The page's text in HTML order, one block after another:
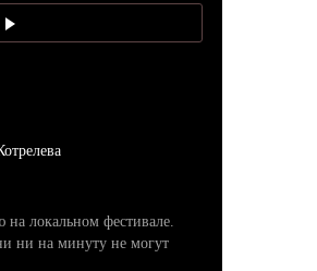
локальном фестивале.
ни на минуту не могут